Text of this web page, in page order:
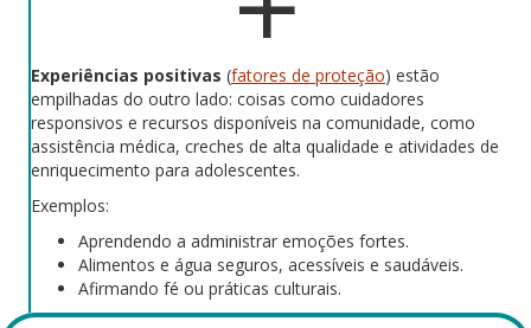
Experiências positivas (fatores de proteção) estão
empilhadas do outro lado: coisas como cuidadores
responsivos e recursos disponíveis na comunidade, como
assistência médica, creches de alta qualidade e atividades de
enriquecimento para adolescentes.
Exemplos:
Aprendendo a administrar emoções fortes.
Alimentos e água seguros, acessíveis e saudáveis.
Afirmando fé ou práticas culturais.